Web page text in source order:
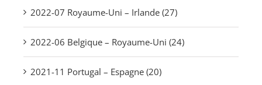
2022-07 Royaume-Uni – Irlande (27)
2022-06 Belgique – Royaume-Uni (24)
2021-11 Portugal – Espagne (20)